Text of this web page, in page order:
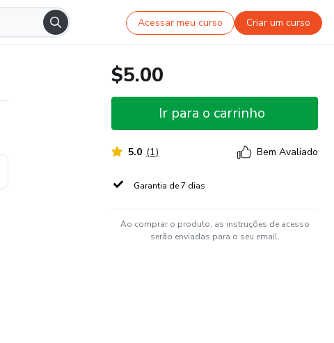
Acessar meu curso Criar um curso
$5.00
Ir para o carrinho
5.0 (1) Bem Avaliado
Garantia de 7 dias
Ao comprar o produto, as instruções de acesso
serão enviadas para o seu email.